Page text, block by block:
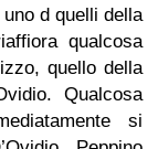
d quelli della
qualcosa
quello della
Qualcosa
si